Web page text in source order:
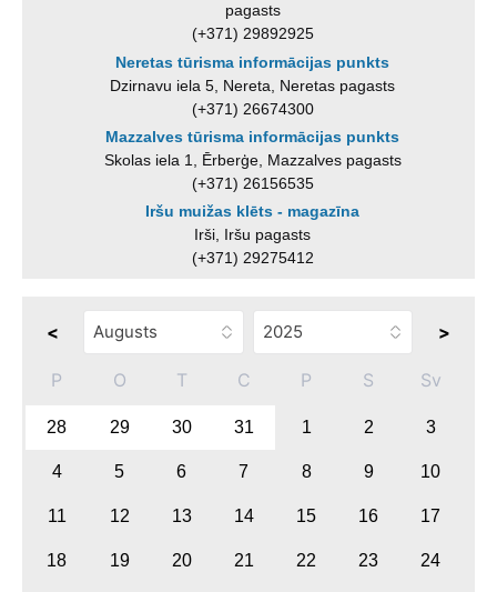
pagasts
(+371) 29892925
Neretas tūrisma informācijas punkts
Dzirnavu iela 5, Nereta, Neretas pagasts
(+371) 26674300
Mazzalves tūrisma informācijas punkts
Skolas iela 1, Ērberģe, Mazzalves pagasts
(+371) 26156535
Iršu muižas klēts - magazīna
Irši, Iršu pagasts
(+371) 29275412
< >
P O T C P S Sv
28 29 30 31 1 2 3
4 5 6 7 8 9 10
11 12 13 14 15 16 17
18 19 20 21 22 23 24